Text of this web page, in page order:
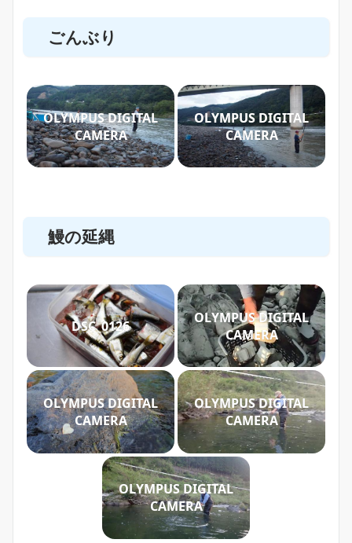
ごんぶり
OLYMPUS DIGITAL
CAMERA
OLYMPUS DIGITAL
CAMERA
鰻の延縄
DSC_0126
OLYMPUS DIGITAL
CAMERA
OLYMPUS DIGITAL
CAMERA
OLYMPUS DIGITAL
CAMERA
OLYMPUS DIGITAL
CAMERA